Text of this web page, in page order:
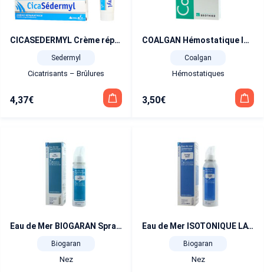
CICASEDERMYL Crème réparatrice 20 g
Sedermyl
Cicatrisants – Brûlures
4,37€
COALGAN Hémostatique local 5 mèches stériles
Coalgan
Hémostatiques
3,50€
Eau de Mer BIOGARAN Spray 50 ml
Biogaran
Nez
Eau de Mer ISOTONIQUE LAVAGE NASAL BIOGARAN Spray 100 ml
Biogaran
Nez